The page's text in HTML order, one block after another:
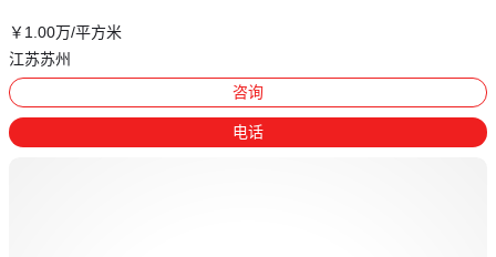
￥ 1 .00万/平方米
江苏苏州
咨询
电话